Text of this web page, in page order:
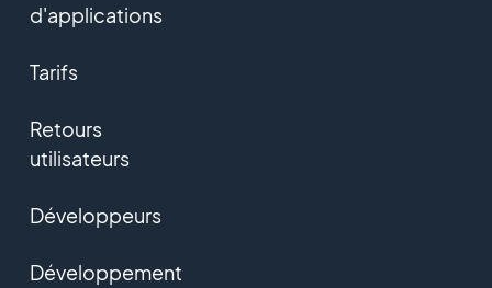
d'applications
Tarifs
Retours
utilisateurs
Développeurs
Développement